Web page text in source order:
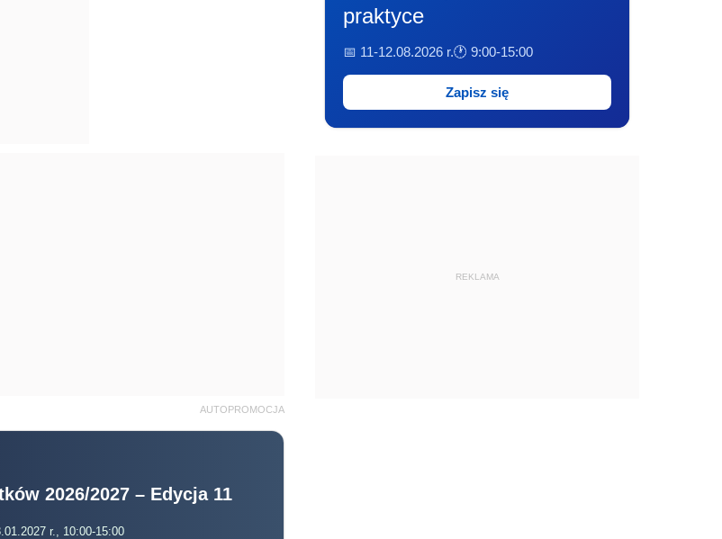
AUTOPROMOCJA
2026/2027 – Edycja 11
r., 10:00-15:00
praktyce
📅 11-12.08.2026 r.🕐 9:00-15:00
Zapisz się
REKLAMA